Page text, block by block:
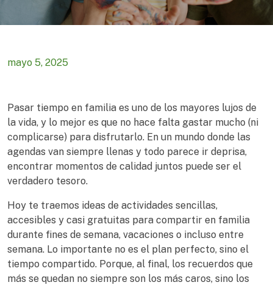
mayo 5, 2025
Pasar tiempo en familia es uno de los mayores lujos de
la vida, y lo mejor es que no hace falta gastar mucho (ni
complicarse) para disfrutarlo. En un mundo donde las
agendas van siempre llenas y todo parece ir deprisa,
encontrar momentos de calidad juntos puede ser el
verdadero tesoro.
Hoy te traemos ideas de actividades sencillas,
accesibles y casi gratuitas para compartir en familia
durante fines de semana, vacaciones o incluso entre
semana. Lo importante no es el plan perfecto, sino el
tiempo compartido. Porque, al final, los recuerdos que
más se quedan no siempre son los más caros, sino los